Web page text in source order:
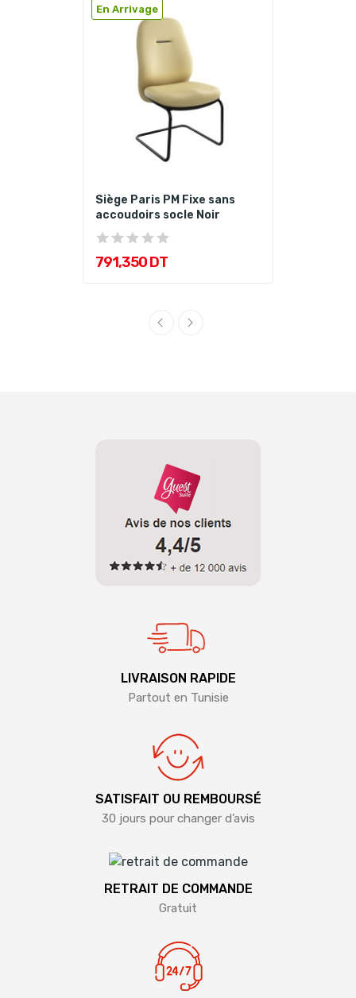
En Arrivage
Siège Paris PM Fixe sans
accoudoirs socle Noir
791,350 DT
LIVRAISON RAPIDE
Partout en Tunisie
SATISFAIT OU REMBOURSÉ
30 jours pour changer d’avis
RETRAIT DE COMMANDE
Gratuit